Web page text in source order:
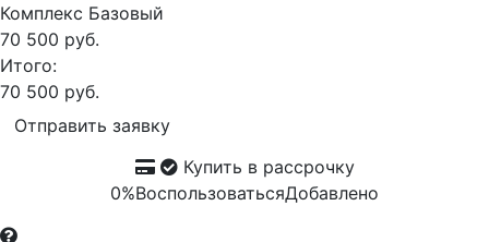
Комплекс Базовый
70 500 руб.
Итого:
70 500 руб.
Отправить заявку
Купить в рассрочку
0%ВоспользоватьсяДобавлено